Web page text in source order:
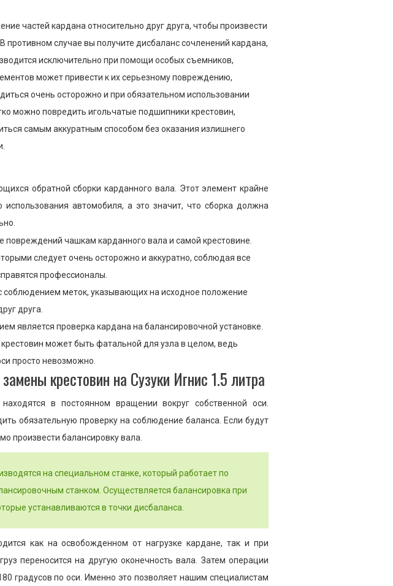
частей кардана относительно друг друга, чтобы произвести
противном случае вы получите дисбаланс сочленений кардана,
исключительно при помощи особых съемников,
может привести к их серьезному повреждению,
очень осторожно и при обязательном использовании
можно повредить игольчатые подшипники крестовин,
самым аккуратным способом без оказания излишнего
обратной сборки карданного вала. Этот элемент крайне
автомобиля, а это значит, что сборка должна
повреждений чашкам карданного вала и самой крестовине.
следует очень осторожно и аккуратно, соблюдая все
профессионалы.
соблюдением меток, указывающих на исходное положение
друга.
является проверка кардана на балансировочной установке.
может быть фатальной для узла в целом, ведь
просто невозможно.
крестовин на Сузуки Игнис 1.5 литра
в постоянном вращении вокруг собственной оси.
обязательную проверку на соблюдение баланса. Если будут
произвести балансировку вала.
на специальном станке, который работает по
станком. Осуществляется балансировка при
устанавливаются в точки дисбаланса.
как на освобожденном от нагрузке кардане, так и при
переносится на другую оконечность вала. Затем операции
градусов по оси. Именно это позволяет нашим специалистам